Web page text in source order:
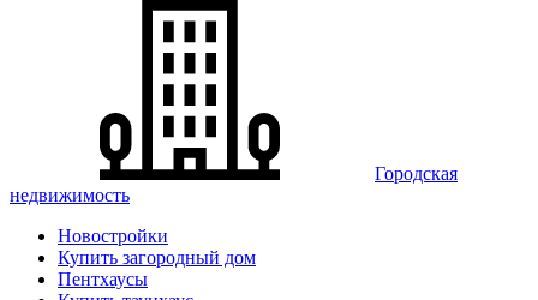
Городская
недвижимость
Новостройки
Купить загородный дом
Пентхаусы